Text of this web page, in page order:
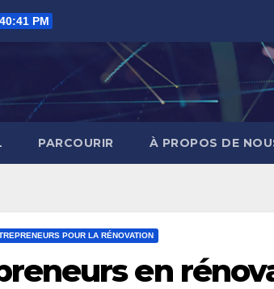
PM
PARCOURIR À PROPOS DE
POUR LA RÉNOVATION
en